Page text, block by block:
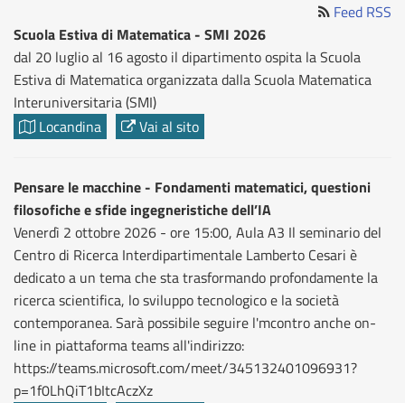
Feed RSS
Scuola Estiva di Matematica - SMI 2026
dal 20 luglio al 16 agosto il dipartimento ospita la Scuola
Estiva di Matematica organizzata dalla Scuola Matematica
Interuniversitaria (SMI)
Locandina
Vai al sito
Pensare le macchine - Fondamenti matematici, questioni
filosofiche e sfide ingegneristiche dell’IA
Venerdì 2 ottobre 2026 - ore 15:00, Aula A3 Il seminario del
Centro di Ricerca Interdipartimentale Lamberto Cesari è
dedicato a un tema che sta trasformando profondamente la
ricerca scientifica, lo sviluppo tecnologico e la società
contemporanea. Sarà possibile seguire l'mcontro anche on-
line in piattaforma teams all'indirizzo:
https://teams.microsoft.com/meet/345132401096931?
p=1f0LhQiT1bItcAczXz